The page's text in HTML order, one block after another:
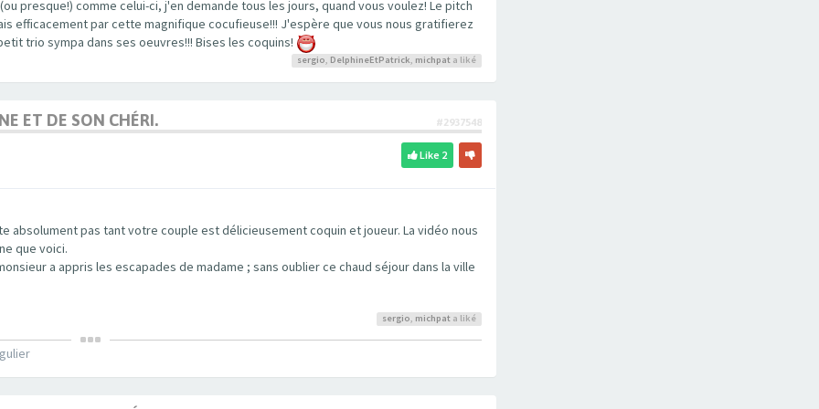
presque!) comme celui-ci, j'en demande tous les jours, quand vous voulez! Le pitch
efficacement par cette magnifique cocufieuse!!! J'espère que vous nous gratifierez
trio sympa dans ses oeuvres!!! Bises les coquins!
sergio, DelphineEtPatrick, michpata liké
ET DE SON CHÉRI. #2937548
Like 2
pas tant votre couple est délicieusement coquin et joueur. La vidéo nous
que voici.
a appris les escapades de madame ; sans oublier ce chaud séjour dans la ville
sergio, michpata liké